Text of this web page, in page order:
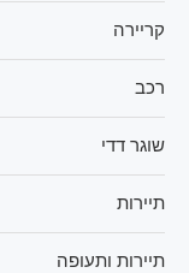
קריירה
רכב
שוגר דדי
תיירות
תיירות ותעופה